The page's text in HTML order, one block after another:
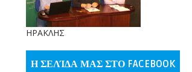
ΗΡΑΚΛΗΣ
Η ΣΕΛΊΔΑ ΜΑΣ ΣΤΟ FACEBOOK